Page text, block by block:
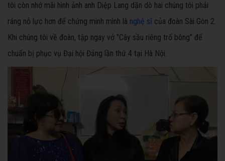
tôi còn nhớ mãi hình ảnh anh Diệp Lang dặn dò hai chúng tôi phải
ráng nỗ lực hơn để chứng minh mình là nghệ sĩ của đoàn Sài Gòn 2.
Khi chúng tôi về đoàn, tập ngay vở "Cây sầu riêng trổ bông" để
chuẩn bị phục vụ Đại hội Đảng lần thứ 4 tại Hà Nội.